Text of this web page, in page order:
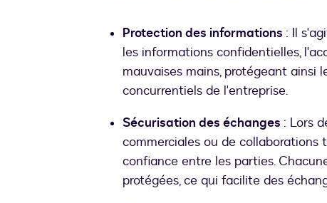
Protection des informations : Il
les informations confidentielles,
mauvaises mains, protégeant ainsi
concurrentiels de l'entreprise.
Sécurisation des échanges : Lors
commerciales ou de collaborations
confiance entre les parties.
protégées, ce qui facilite des